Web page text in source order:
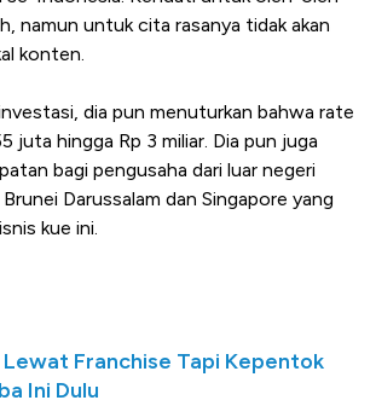
namun untuk cita rasanya tidak akan
konten.
dia pun menuturkan bahwa rate
juta hingga Rp 3 miliar. Dia pun juga
bagi pengusaha dari luar negeri
Darussalam dan Singapore yang
kue ini.
Lewat Franchise Tapi Kepentok
Ini Dulu